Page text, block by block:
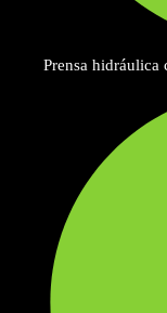
Prensa hidráulica